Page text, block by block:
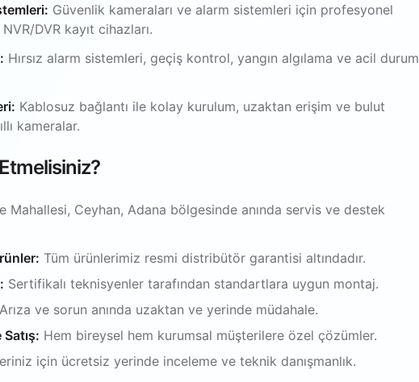
Güvenlik kameraları ve alarm sistemleri için profesyonel
DVR kayıt cihazları.
Hırsız alarm sistemleri, geçiş kontrol, yangın algılama ve acil durum
Kablosuz bağlantı ile kolay kurulum, uzaktan erişim ve bulut
kameralar.
Mahallesi, Ceyhan, Adana bölgesinde anında servis ve destek
Tüm ürünlerimiz resmi distribütör garantisi altındadır.
Sertifikalı teknisyenler tarafından standartlara uygun montaj.
Arıza ve sorun anında uzaktan ve yerinde müdahale.
Hem bireysel hem kurumsal müşterilere özel çözümler.
için ücretsiz yerinde inceleme ve teknik danışmanlık.